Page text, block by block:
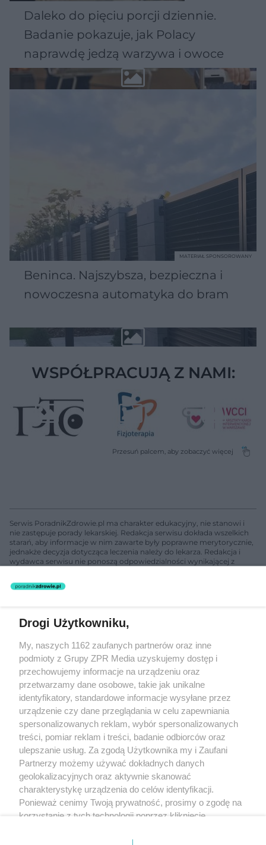
Daleko do pięciu porcji dziennie.
Badanie pokazuje, jak Polacy
naprawdę jedzą warzywa i owoce
Beninca. Najszybsza, bezpieczna i
nowoczesna automatyka do bram
MATERIAŁ SPONSOROWANY
WSPÓŁPRACUJĄ Z NAMI:
Serwis PoradnikZdrowie.pl ma charakter edukacyjny, nie stanowi i
nie zastępuje porady lekarskiej. Redakcja serwisu dokłada wszelkich
starań, aby informacje w nim zawarte były poprawne merytorycznie,
jednakże decyzja dotycząca leczenia należy do lekarza. Redakcja i
wydawca serwisu nie ponoszą odpowiedzialności wynikającej z
świadczeń zdrowotnych w rozumieniu art. 3 ust 1 ustawy o
rozpowszechniany lub dalej rozpowszechniany w jakikolwiek sposób
(w tym także elektroniczny lub mechaniczny) na jakimkolwiek polu
eksploatacji w jakiejkolwiek formie, włącznie z umieszczaniem w
Internecie bez pisemnej zgody właściciela praw. Jakiekolwiek użycie
lub wykorzystanie utworów w całości lub w części z naruszeniem
prawa, tzn. bez właściwej zgody, jest zabronione pod groźbą kary i
może być ścigane prawnie.
O nas
Informacje prawne
Nasze serwisy
Drogi Użytkowniku,
My, naszych 1162 zaufanych partnerów oraz inne
podmioty z Grupy ZPR Media uzyskujemy dostęp i
przechowujemy informacje na urządzeniu oraz
przetwarzamy dane osobowe, takie jak unikalne
identyfikatory, standardowe informacje wysyłane przez
urządzenie czy dane przeglądania w celu zapewniania
spersonalizowanych reklam, wybór spersonalizowanych
treści, pomiar reklam i treści, badanie odbiorców oraz
ulepszanie usług. Za zgodą Użytkownika my i Zaufani
Partnerzy możemy używać dokładnych danych
geolokalizacyjnych oraz aktywnie skanować
charakterystykę urządzenia do celów identyfikacji.
Ponieważ cenimy Twoją prywatność, prosimy o zgodę na
korzystanie z tych technologii poprzez kliknięcie
zmienić/wycofać klikając przycisk ustawień prywatności